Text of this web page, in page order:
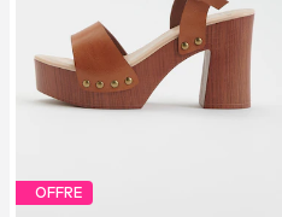
OFFRE